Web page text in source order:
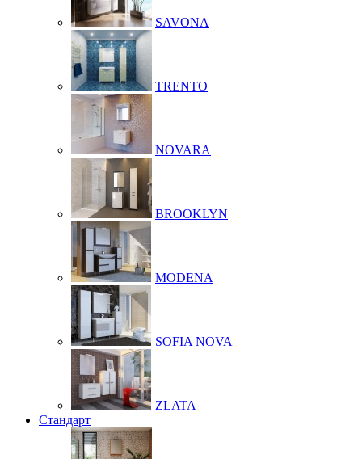
SAVONA
TRENTO
NOVARA
BROOKLYN
MODENA
SOFIA NOVA
ZLATA
Стандарт